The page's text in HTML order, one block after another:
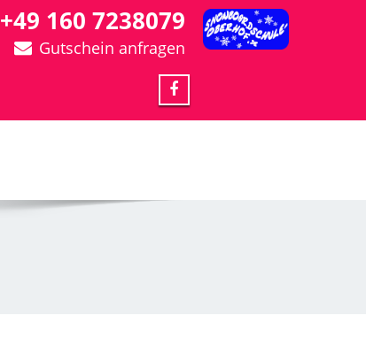
+49 160 7238079
Gutschein anfragen